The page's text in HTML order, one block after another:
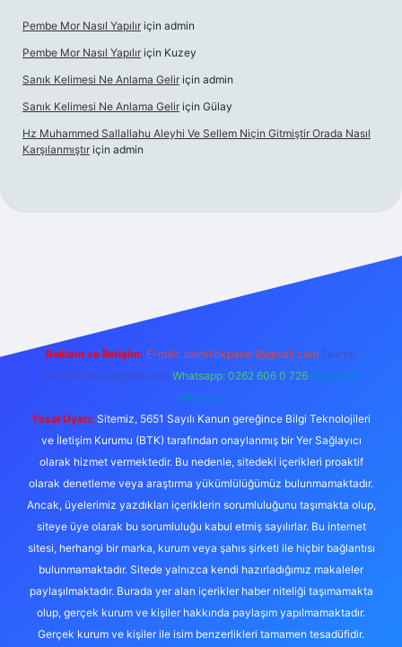
Pembe Mor Nasıl Yapılır için admin
Pembe Mor Nasıl Yapılır için Kuzey
Sanık Kelimesi Ne Anlama Gelir için admin
Sanık Kelimesi Ne Anlama Gelir için Gülay
Hz Muhammed Sallallahu Aleyhi Ve Sellem Niçin Gitmiştir Orada Nasıl
Karşılanmıştır için admin
Reklam ve İletişim: E-mail: backlinkpaneli@gmail.com Teams:
forumhizmeti@gmail.com Whatsapp: 0262 606 0 726 Telegram:
@karabul
Yasal Uyarı: Sitemiz, 5651 Sayılı Kanun gereğince Bilgi Teknolojileri
ve İletişim Kurumu (BTK) tarafından onaylanmış bir Yer Sağlayıcı
olarak hizmet vermektedir. Bu nedenle, sitedeki içerikleri proaktif
olarak denetleme veya araştırma yükümlülüğümüz bulunmamaktadır.
Ancak, üyelerimiz yazdıkları içeriklerin sorumluluğunu taşımakta olup,
siteye üye olarak bu sorumluluğu kabul etmiş sayılırlar. Bu internet
sitesi, herhangi bir marka, kurum veya şahıs şirketi ile hiçbir bağlantısı
bulunmamaktadır. Sitede yalnızca kendi hazırladığımız makaleler
paylaşılmaktadır. Burada yer alan içerikler haber niteliği taşımamakta
olup, gerçek kurum ve kişiler hakkında paylaşım yapılmamaktadır.
Gerçek kurum ve kişiler ile isim benzerlikleri tamamen tesadüfidir.